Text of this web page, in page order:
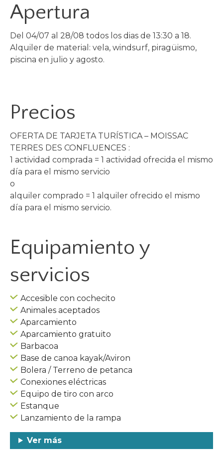
Apertura
Del 04/07 al 28/08 todos los dias de 13:30 a 18.
Alquiler de material: vela, windsurf, piragüismo,
piscina en julio y agosto.
Precios
OFERTA DE TARJETA TURÍSTICA – MOISSAC
TERRES DES CONFLUENCES :
1 actividad comprada = 1 actividad ofrecida el mismo
día para el mismo servicio
o
alquiler comprado = 1 alquiler ofrecido el mismo
día para el mismo servicio.
Equipamiento y
servicios
Accesible con cochecito
Animales aceptados
Aparcamiento
Aparcamiento gratuito
Barbacoa
Base de canoa kayak/Aviron
Bolera / Terreno de petanca
Conexiones eléctricas
Equipo de tiro con arco
Estanque
Lanzamiento de la rampa
Ver más